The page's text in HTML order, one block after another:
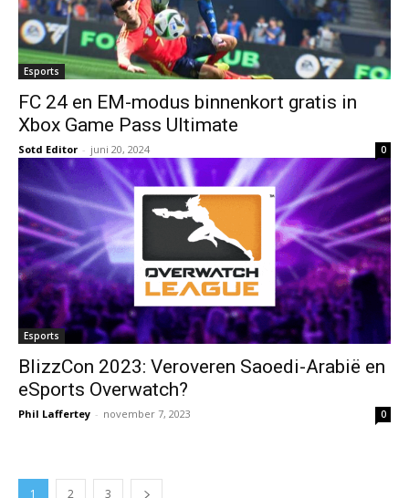
Esports
FC 24 en EM-modus binnenkort gratis in
Xbox Game Pass Ultimate
Sotd Editor - juni 20, 2024 0
Esports
BlizzCon 2023: Veroveren Saoedi-Arabië en
eSports Overwatch?
Phil Laffertey - november 7, 2023 0
1 2 3